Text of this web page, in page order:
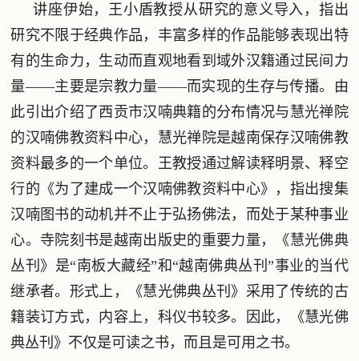
讲座伊始，王小盾教授从研究的意义导入，指出
研究不限于经典作品，丰富多样的作品能够表现出特
有的生命力，生动而直观地看到域外汉籍通过民间力
量——主要是宗教力量——而实现的生存与传播。由
此引出介绍了西贡市汉喃典籍的分布情况与慧光禅院
的汉喃佛教资料中心，慧光禅院是越南保存汉喃佛教
资料最多的一个单位。王教授通过解读释明景、释空
行的《为了建成一个汉喃佛教资料中心》，指出搜集
汉喃图书的动机并不止于弘扬佛法，而处于某种事业
心。寺院刻书是越南出版史的重要力量，《慧光佛典
丛刊》是“南板大藏经”和“越南佛典丛刊”事业的当代
继承者。形式上，《慧光佛典丛刊》采用了传统的古
籍装订方式，内容上，科仪书较多。因此，《慧光佛
典丛刊》不仅是可读之书，而且是可用之书。